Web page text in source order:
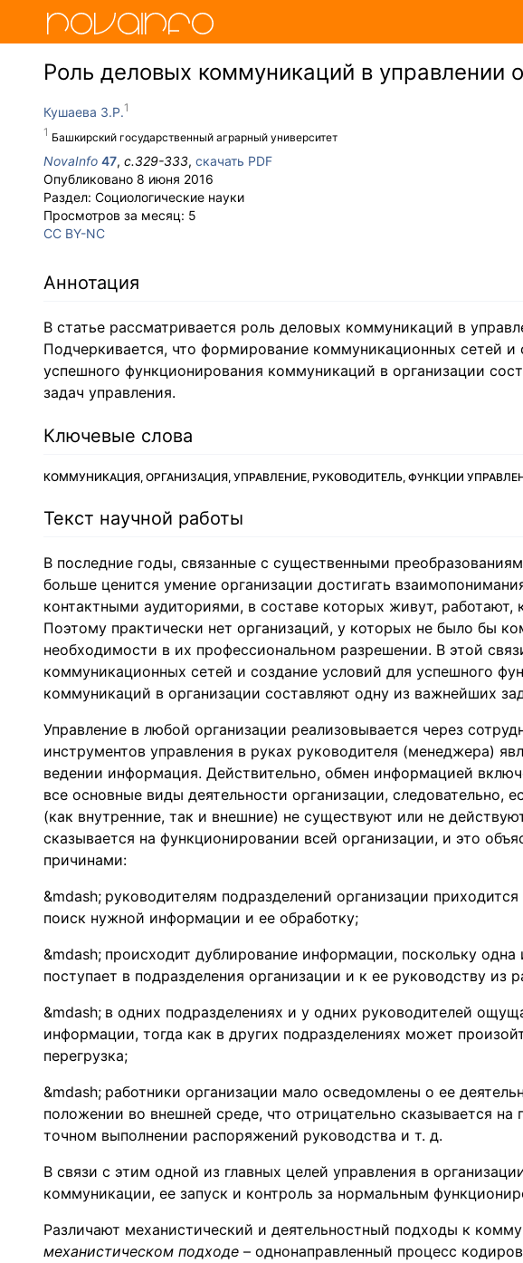
Роль деловых коммуникаций в управлении
Кушаева З.Р.
Башкирский государственный аграрный университет
NovaInfo 47, с.329-333, скачать PDF
Опубликовано 8 июня 2016
Раздел: Социологические науки
Просмотров за месяц: 5
CC BY-NC
Аннотация
В статье рассматривается роль деловых коммуникаций в
Подчеркивается, что формирование коммуникационных сетей и
успешного функционирования коммуникаций в организации
задач управления.
Ключевые слова
КОММУНИКАЦИЯ, ОРГАНИЗАЦИЯ, УПРАВЛЕНИЕ, РУКОВОДИТЕЛЬ, ФУНКЦИИ
Текст научной работы
В последние годы, связанные с существенными
больше ценится умение организации достигать
контактными аудиториями, в составе которых живут, работают,
Поэтому практически нет организаций, у которых не было бы
необходимости в их профессиональном разрешении. В этой
коммуникационных сетей и создание условий для успешного
коммуникаций в организации составляют одну из важнейших
Управление в любой организации реализовывается через
инструментов управления в руках руководителя (менеджера)
ведении информация. Действительно, обмен информацией
все основные виды деятельности организации, следовательно,
(как внутренние, так и внешние) не существуют или не
сказывается на функционировании всей организации, и это
причинами:
руководителям подразделений организации
поиск нужной информации и ее обработку;
происходит дублирование информации, поскольку
поступает в подразделения организации и к ее руководству из
в одних подразделениях и у одних руководителей
информации, тогда как в других подразделениях может
перегрузка;
работники организации мало осведомлены о ее
положении во внешней среде, что отрицательно сказывается на
точном выполнении распоряжений руководства и т. д.
В связи с этим одной из главных целей управления в
коммуникации, ее запуск и контроль за нормальным
Различают механистический и деятельностный подходы к
механистическом подходе – однонаправленный процесс